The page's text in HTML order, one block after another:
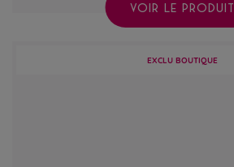
VOIR LE PRODUIT
EXCLU BOUTIQUE